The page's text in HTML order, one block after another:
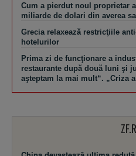
Cum a pierdut noul proprietar
miliarde de dolari din averea sa
Grecia relaxează restricţiile
hotelurilor
Prima zi de funcţionare a
restaurante după două luni şi
aşteptam la mai mult“. „Criza